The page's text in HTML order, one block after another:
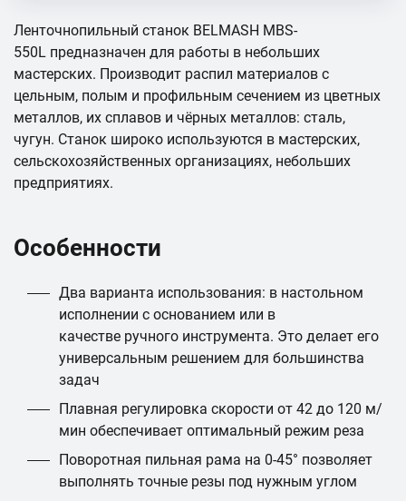
Ленточнопильный станок BELMASH MBS-
550L предназначен для работы в небольших
мастерских. Производит распил материалов с
цельным, полым и профильным сечением из цветных
металлов, их сплавов и чёрных металлов: сталь,
чугун. Станок широко используются в мастерских,
сельскохозяйственных организациях, небольших
предприятиях.
Особенности
Два варианта использования: в настольном
исполнении с основанием или в
качестве ручного инструмента. Это делает его
универсальным решением для большинства
задач
Плавная регулировка скорости от 42 до 120 м/
мин обеспечивает оптимальный режим реза
Поворотная пильная рама на 0-45° позволяет
выполнять точные резы под нужным углом